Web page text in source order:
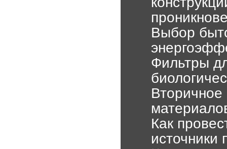
Выбор
Фильтры
Вторичное
Как
источники